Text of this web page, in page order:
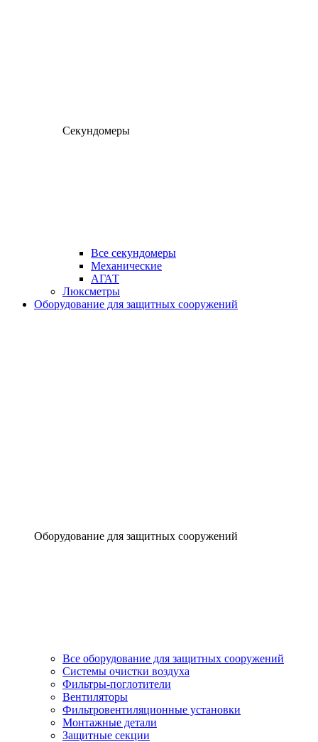
Секундомеры
Все секундомеры
Механические
АГАТ
Люксметры
Оборудование для защитных сооружений
Оборудование для защитных сооружений
Все оборудование для защитных сооружений
Системы очистки воздуха
Фильтры-поглотители
Вентиляторы
Фильтровентиляционные установки
Монтажные детали
Защитные секции